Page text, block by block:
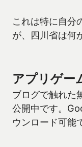
これは特に自分
が、四川省は何
アプリゲー
ブログで触れた
公開中です。
ウンロード可能